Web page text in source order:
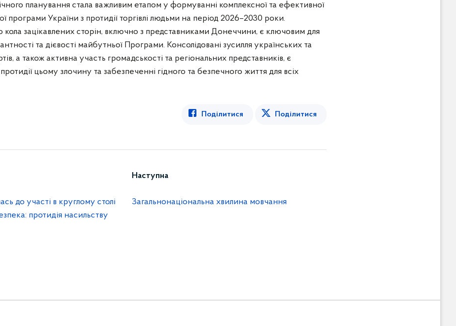
планування стала важливим етапом у формуванні комплексної та ефективної
програми України з протидії торгівлі людьми на період 2026–2030 роки.
зацікавлених сторін, включно з представниками Донеччини, є ключовим для
та дієвості майбутньої Програми. Консолідовані зусилля українських та
а також активна участь громадськості та регіональних представників, є
цьому злочину та забезпеченні гідного та безпечного життя для всіх
Поділитися Поділитися
до участі в круглому столі
протидія насильству
Наступна
Загальнонаціональна хвилина мовчання